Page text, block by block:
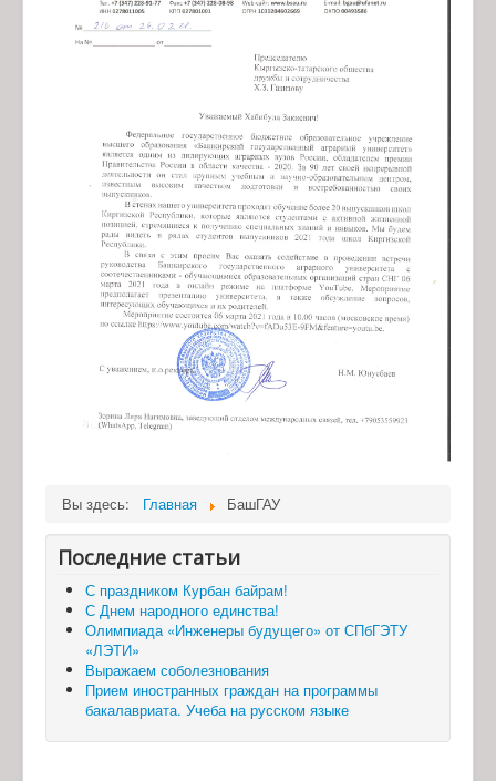
Вы здесь: Главная БашГАУ
Последние статьи
С праздником Курбан байрам!
С Днем народного единства!
Олимпиада «Инженеры будущего» от СПбГЭТУ
«ЛЭТИ»
Выражаем соболезнования
Прием иностранных граждан на программы
бакалавриата. Учеба на русском языке